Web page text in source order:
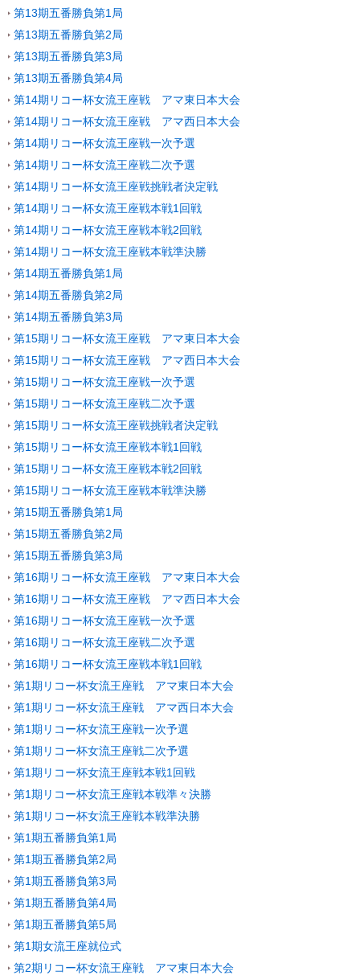
第13期五番勝負第1局
第13期五番勝負第2局
第13期五番勝負第3局
第13期五番勝負第4局
第14期リコー杯女流王座戦 アマ東日本大会
第14期リコー杯女流王座戦 アマ西日本大会
第14期リコー杯女流王座戦一次予選
第14期リコー杯女流王座戦二次予選
第14期リコー杯女流王座戦挑戦者決定戦
第14期リコー杯女流王座戦本戦1回戦
第14期リコー杯女流王座戦本戦2回戦
第14期リコー杯女流王座戦本戦準決勝
第14期五番勝負第1局
第14期五番勝負第2局
第14期五番勝負第3局
第15期リコー杯女流王座戦 アマ東日本大会
第15期リコー杯女流王座戦 アマ西日本大会
第15期リコー杯女流王座戦一次予選
第15期リコー杯女流王座戦二次予選
第15期リコー杯女流王座戦挑戦者決定戦
第15期リコー杯女流王座戦本戦1回戦
第15期リコー杯女流王座戦本戦2回戦
第15期リコー杯女流王座戦本戦準決勝
第15期五番勝負第1局
第15期五番勝負第2局
第15期五番勝負第3局
第16期リコー杯女流王座戦 アマ東日本大会
第16期リコー杯女流王座戦 アマ西日本大会
第16期リコー杯女流王座戦一次予選
第16期リコー杯女流王座戦二次予選
第16期リコー杯女流王座戦本戦1回戦
第1期リコー杯女流王座戦 アマ東日本大会
第1期リコー杯女流王座戦 アマ西日本大会
第1期リコー杯女流王座戦一次予選
第1期リコー杯女流王座戦二次予選
第1期リコー杯女流王座戦本戦1回戦
第1期リコー杯女流王座戦本戦準々決勝
第1期リコー杯女流王座戦本戦準決勝
第1期五番勝負第1局
第1期五番勝負第2局
第1期五番勝負第3局
第1期五番勝負第4局
第1期五番勝負第5局
第1期女流王座就位式
第2期リコー杯女流王座戦 アマ東日本大会